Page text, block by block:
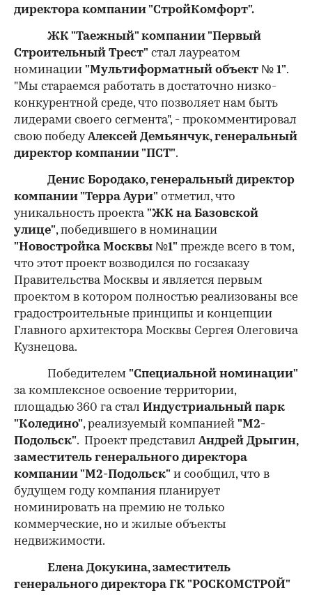
директора компании "СтройКомфорт".
ЖК "Таежный" компании "Первый
Строительный Трест" стал лауреатом
номинации "Мультиформатный объект № 1".
"Мы стараемся работать в достаточно низко-
конкурентной среде, что позволяет нам быть
лидерами своего сегмента", - прокомментировал
свою победуАлексей Демьянчук, генеральный
директор компании "ПСТ".
Денис Бородако, генеральный директор
компании "Терра Аури" отметил, что
уникальность проекта "ЖК на Базовской
улице", победившего в номинации
"Новостройка Москвы №1" прежде всего в том,
что этот проект возводился по госзаказу
Правительства Москвы и является первым
проектом в котором полностью реализованы все
градостроительные принципы и концепции
Главного архитектора Москвы Сергея Олеговича
Кузнецова.
Победителем "Специальной номинации"
за комплексное освоение территории,
площадью 360 га стал Индустриальный парк
"Коледино", реализуемый компанией "М2-
Подольск". Проект представил Андрей Дрыгин,
заместитель генерального директора
компании "М2-Подольск" и сообщил, что в
будущем году компания планирует
номинировать на премию не только
коммерческие, но и жилые объекты
недвижимости.
Елена Докукина, заместитель
генерального директора ГК "РОСКОМСТРОЙ"